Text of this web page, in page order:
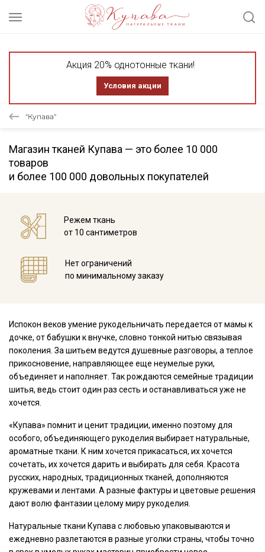
Акция 20% однотонные ткани!
Условия акции
"Купава"
Магазин тканей Купава — это более 10 000
товаров
и более 100 000 довольных покупателей
Режем ткань
от 10 сантиметров
Нет ограничений
по минимальному заказу
Испокон веков умение рукодельничать передается от мамы к
дочке, от бабушки к внучке, словно тонкой нитью связывая
поколения. За шитьем ведутся душевные разговоры, а теплое
прикосновение, направляющее еще неумелые руки,
объединяет и наполняет. Так рождаются семейные традиции
шитья, ведь стоит один раз сесть и останавливаться уже не
хочется.
«Купава» помнит и ценит традиции, именно поэтому для
особого, объединяющего рукоделия выбирает натуральные,
ароматные ткани. К ним хочется прикасаться, их хочется
сочетать, их хочется дарить и выбирать для себя. Красота
русских, народных, традиционных тканей, дополняются
кружевами и лентами. А разные фактуры и цветовые решения
дают волю фантазии целому миру рукоделия.
Натуральные ткани Купава с любовью упаковываются и
ежедневно разлетаются в разные уголки страны, чтобы точно